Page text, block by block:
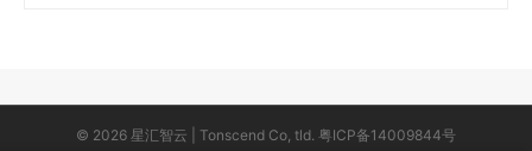
© 2026 星汇智云 | Tonscend Co, tld. 粤ICP备14009844号